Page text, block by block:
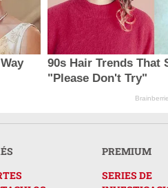
90s Hair Trends That
"Please Don't Try"
PREMIUM
SERIES DE